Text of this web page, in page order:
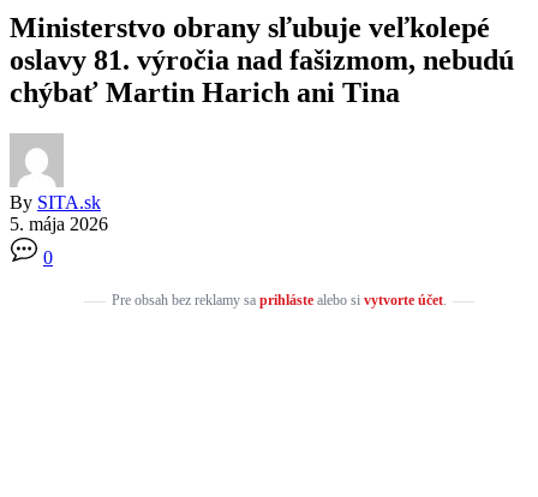
Ministerstvo obrany sľubuje veľkolepé
oslavy 81. výročia nad fašizmom, nebudú
chýbať Martin Harich ani Tina
By SITA.sk
5. mája 2026
0
Pre obsah bez reklamy sa prihlástealebo si vytvorte účet.